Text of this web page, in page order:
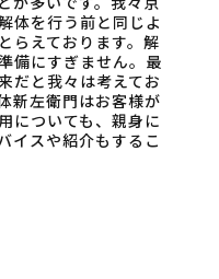
体を行う前と同じよ
らえております。解
備にすぎません。最
だと我々は考えてお
新左衛門はお客様が
についても、親身に
イスや紹介もするこ